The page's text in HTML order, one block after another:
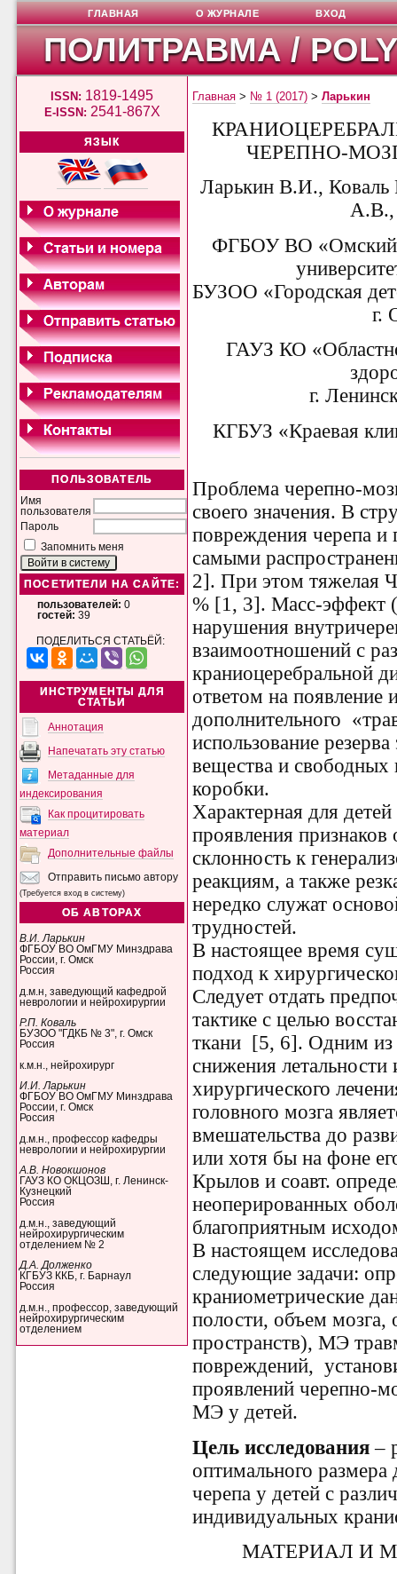
ПОЛИТРАВМА /
ISSN: 1819-1495
E-ISSN: 2541-867X
ЯЗЫК
ПОЛЬЗОВАТЕЛЬ
Имя
пользователя
Пароль
Запомнить меня
ПОСЕТИТЕЛИ НА САЙТЕ:
пользователей: 0
гостей: 39
ПОДЕЛИТЬСЯ СТАТЬЁЙ:
ИНСТРУМЕНТЫ ДЛЯ
СТАТЬИ
Аннотация
Напечатать эту статью
Метаданные для
индексирования
Как процитировать
материал
Дополнительные файлы
Отправить письмо автору
(Требуется вход в систему)
ОБ АВТОРАХ
В.И. Ларькин
ФГБОУ ВО ОмГМУ Минздрава
России, г. Омск
Россия
д.м.н, заведующий кафедрой
неврологии и нейрохирургии
Р.П. Коваль
БУЗОО "ГДКБ № 3", г. Омск
Россия
к.м.н., нейрохирург
И.И. Ларькин
ФГБОУ ВО ОмГМУ Минздрава
России, г. Омск
Россия
д.м.н., профессор кафедры
неврологии и нейрохирургии
А.В. Новокшонов
ГАУЗ КО ОКЦОЗШ, г. Ленинск-
Кузнецкий
Россия
д.м.н., заведующий
нейрохирургическим
отделением № 2
Д.А. Долженко
КГБУЗ ККБ, г. Барнаул
Россия
д.м.н., профессор, заведующий
нейрохирургическим
отделением
ГЛАВНАЯ О ЖУРНАЛЕ ВХОД
Главная > № 1 (2017) >Ларькин
ЧЕРЕПНО-
Ларькин В.И.,
А.В.,
ФГБОУ ВО «Омский
БУЗОО «Городская
г.
ГАУЗ КО
г.
КГБУЗ «Краевая
Проблема черепно-
своего значения. В
повреждения черепа и
самыми
2]. При этом тяжелая
% [1, 3]. Масс-эффект
нарушения
взаимоотношений с
краниоцеребральной
ответом на появление
дополнительного
использование
вещества и свободных
коробки.
Характерная для
проявления признаков
склонность к
реакциям, а также
нередко служат
трудностей.
В настоящее время
подход к
Следует отдать
тактике с целью
ткани [5, 6]. Одним из
снижения
хирургического
головного мозга
вмешательства до
или хотя бы на фоне
Крылов и соавт.
неоперированных
благоприятным
В настоящем
следующие задачи:
краниометрические
полости, объем
пространств), МЭ
повреждений,
проявлений черепно-
МЭ у детей.
Цель исследования –
оптимального
черепа у детей с
индивидуальных
МАТЕРИАЛ И